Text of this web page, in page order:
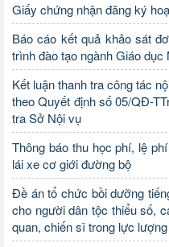
Giấy chứng nhận đăng ký
Báo cáo kết quả khảo sát
trình đào tạo ngành Giáo
Kết luận thanh tra công tác
theo Quyết định số 05/QĐ-
tra Sở Nội vụ
Thông báo thu học phí, lệ
lái xe cơ giới đường bộ
Đề án tổ chức bồi dưỡng
cho người dân tộc thiểu số,
quan, chiến sĩ trong lực